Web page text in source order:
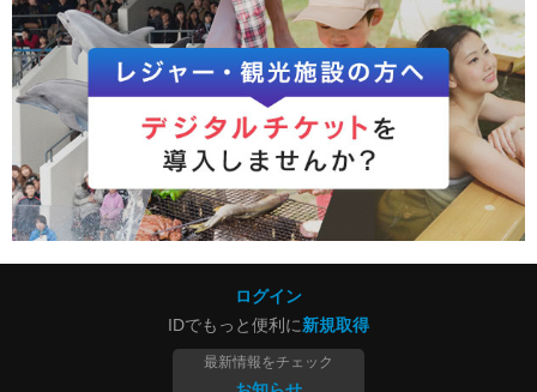
ログイン
IDでもっと便利に新規取得
最新情報をチェック